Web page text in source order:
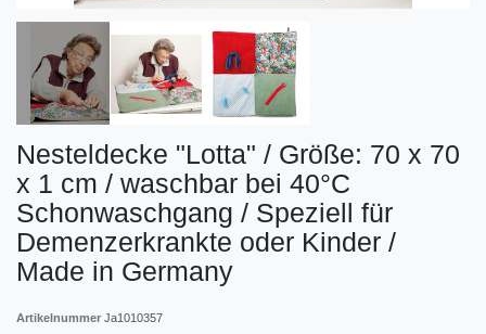
Nesteldecke "Lotta" / Größe: 70 x 70
x 1 cm / waschbar bei 40°C
Schonwaschgang / Speziell für
Demenzerkrankte oder Kinder /
Made in Germany
Artikelnummer Ja1010357